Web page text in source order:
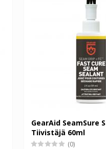
GearAid SeamSure
Tiivistäjä 60ml
(0)